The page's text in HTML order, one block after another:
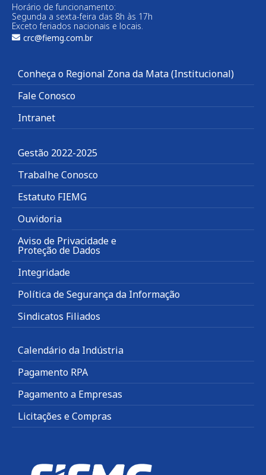
Horário de funcionamento:
Segunda a sexta-feira das 8h às 17h
Exceto feriados nacionais e locais.
crc@fiemg.com.br
Conheça o Regional Zona da Mata (Institucional)
Fale Conosco
Intranet
Gestão 2022-2025
Trabalhe Conosco
Estatuto FIEMG
Ouvidoria
Aviso de Privacidade e
Proteção de Dados
Integridade
Política de Segurança da Informação
Sindicatos Filiados
Calendário da Indústria
Pagamento RPA
Pagamento a Empresas
Licitações e Compras